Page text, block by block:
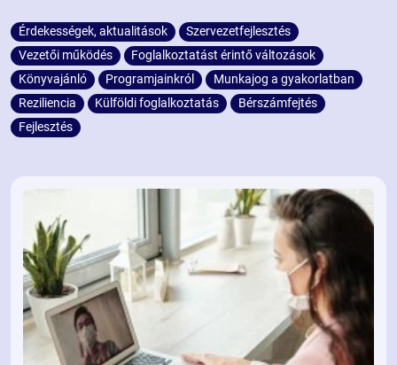
Érdekességek, aktualitások
Szervezetfejlesztés
Vezetői működés
Foglalkoztatást érintő változások
Könyvajánló
Programjainkról
Munkajog a gyakorlatban
Reziliencia
Külföldi foglalkoztatás
Bérszámfejtés
Fejlesztés